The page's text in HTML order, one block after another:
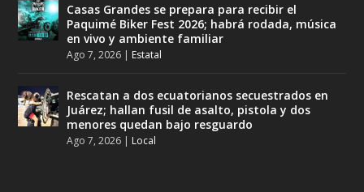
Casas Grandes se prepara para recibir el
Paquimé Biker Fest 2026; habrá rodada, música
en vivo y ambiente familiar
Ago 7, 2026 | Estatal
Rescatan a dos ecuatorianos secuestrados en
Juárez; hallan fusil de asalto, pistola y dos
menores quedan bajo resguardo
Ago 7, 2026 | Local